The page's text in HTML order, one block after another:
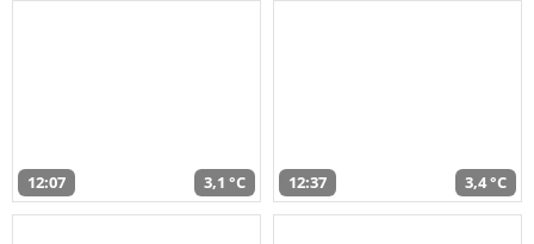
12:07 3,1 °C 12:37 3,4 °C